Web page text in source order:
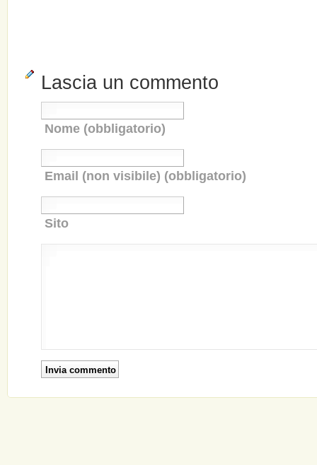
Lascia un commento
Nome (obbligatorio)
Email (non visibile) (obbligatorio)
Sito